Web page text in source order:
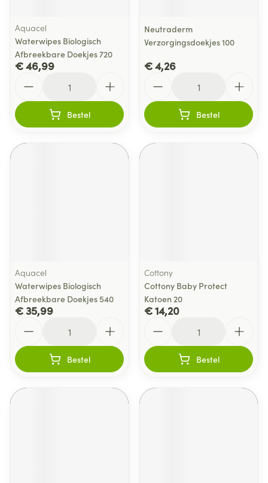
Aquacel
Waterwipes Biologisch
Afbreekbare Doekjes 720
€ 46,99
Bestel
Neutraderm
Verzorgingsdoekjes 100
€ 4,26
Bestel
Aquacel
Waterwipes Biologisch
Afbreekbare Doekjes 540
€ 35,99
Bestel
Cottony
Cottony Baby Protect
Katoen 20
€ 14,20
Bestel